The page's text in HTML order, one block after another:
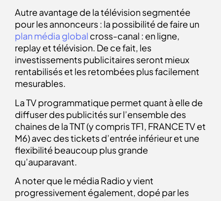
Autre avantage de la télévision segmentée
pour les annonceurs : la possibilité de faire un
plan média global cross-canal : en ligne,
replay et télévision. De ce fait, les
investissements publicitaires seront mieux
rentabilisés et les retombées plus facilement
mesurables.
La TV programmatique permet quant à elle de
diffuser des publicités sur l’ensemble des
chaines de la TNT (y compris TF1, FRANCE TV et
M6) avec des tickets d’entrée inférieur et une
flexibilité beaucoup plus grande
qu’auparavant.
A noter que le média Radio y vient
progressivement également, dopé par les